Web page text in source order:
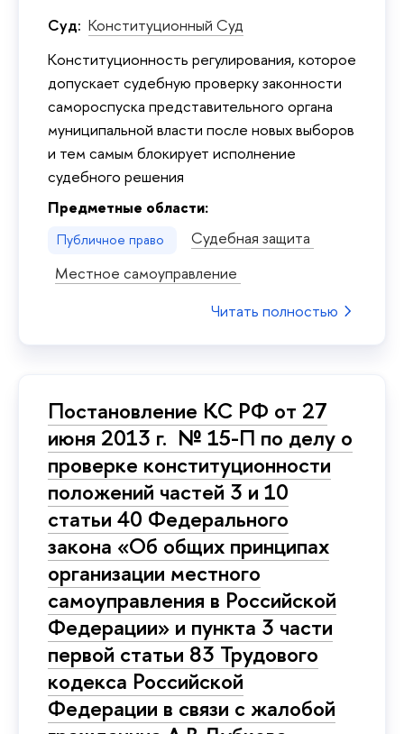
Суд: Конституционный Суд
Kонституционность регулирования, которое
допускает судебную проверку законности
самороспуска представительного органа
муниципальной власти после новых выборов
и тем самым блокирует исполнение
судебного решения
Предметные области:
Публичное право
Судебная защита
Местное самоуправление
Читать полностью
Постановление КС РФ от 27
июня 2013 г. № 15-П по делу о
проверке конституционности
положений частей 3 и 10
статьи 40 Федерального
закона «Об общих принципах
организации местного
самоуправления в Российской
Федерации» и пункта 3 части
первой статьи 83 Трудового
кодекса Российской
Федерации в связи с жалобой